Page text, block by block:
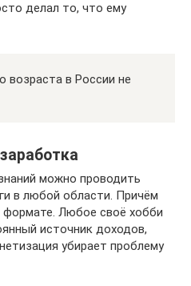
делал то, что ему
возраста в России не
можно проводить
в любой области. Причём
формате. Любое своё хобби
источник доходов,
убирает проблему